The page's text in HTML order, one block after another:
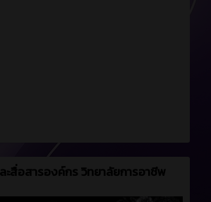
สื่อสารองค์กร วิทยาลัยการอาชีพ